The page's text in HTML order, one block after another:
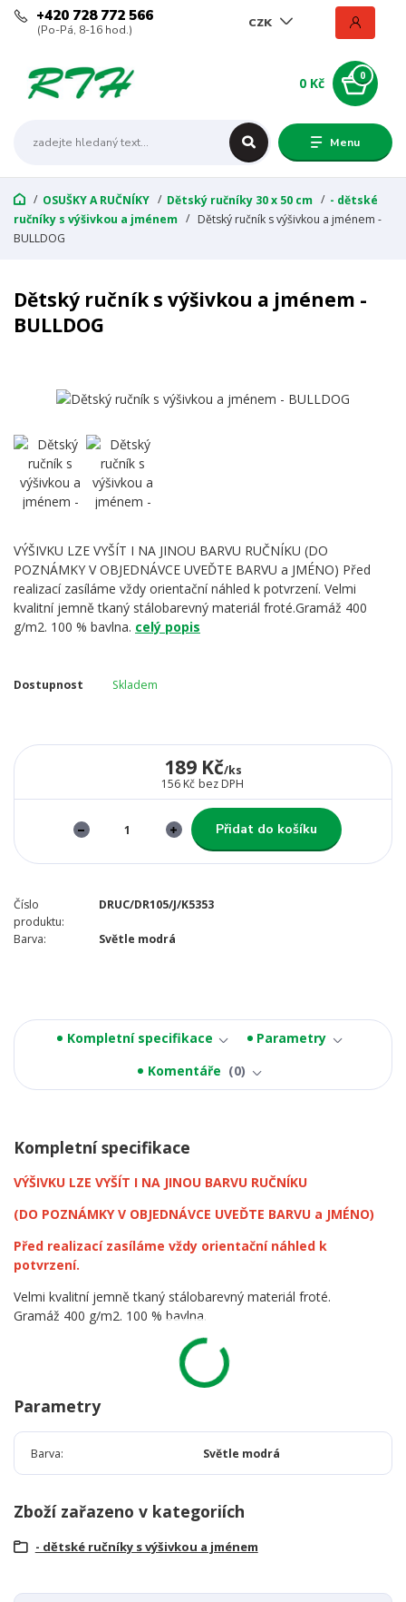
Menu
CZK
+420 728 772 566
(Po-Pá, 8-16 hod.)
0
0 Kč
OSUŠKY A RUČNÍKY Dětský ručníky 30 x 50 cm
- dětské
ručníky s výšivkou a jménem
Dětský ručník s výšivkou a jménem -
BULLDOG
Dětský ručník s výšivkou a jménem -
BULLDOG
VÝŠIVKU LZE VYŠÍT I NA JINOU BARVU RUČNÍKU (DO
POZNÁMKY V OBJEDNÁVCE UVEĎTE BARVU a JMÉNO) Před
realizací zasíláme vždy orientační náhled k potvrzení. Velmi
kvalitní jemně tkaný stálobarevný materiál froté.Gramáž 400
g/m2. 100 % bavlna. celý popis
Dostupnost Skladem
189 Kč/ks
156 Kč bez DPH
Přidat do košíku
Číslo
produktu:
DRUC/DR105/J/K5353
Barva: Světle modrá
Kompletní specifikace
Parametry
Komentáře
0
Kompletní specifikace
VÝŠIVKU LZE VYŠÍT I NA JINOU BARVU RUČNÍKU
(DO POZNÁMKY V OBJEDNÁVCE UVEĎTE BARVU a JMÉNO)
Před realizací zasíláme vždy orientační náhled k
potvrzení.
Velmi kvalitní jemně tkaný stálobarevný materiál froté.
Gramáž 400 g/m2. 100 % bavlna.
Parametry
Barva Světle modrá
Zboží zařazeno v kategoriích
- dětské ručníky s výšivkou a jménem